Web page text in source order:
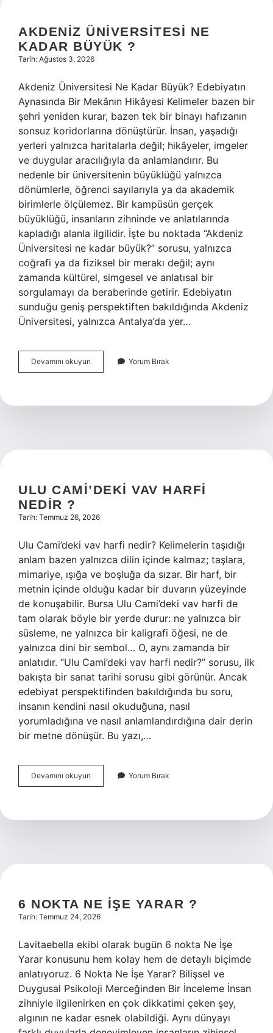
AKDENIZ ÜNIVERSITESI NE
KADAR BÜYÜK ?
Tarih: Ağustos 3, 2026
Akdeniz Üniversitesi Ne Kadar Büyük? Edebiyatın
Aynasında Bir Mekânın Hikâyesi Kelimeler bazen bir
şehri yeniden kurar, bazen tek bir binayı hafızanın
sonsuz koridorlarına dönüştürür. İnsan, yaşadığı
yerleri yalnızca haritalarla değil; hikâyeler, imgeler
ve duygular aracılığıyla da anlamlandırır. Bu
nedenle bir üniversitenin büyüklüğü yalnızca
dönümlerle, öğrenci sayılarıyla ya da akademik
birimlerle ölçülemez. Bir kampüsün gerçek
büyüklüğü, insanların zihninde ve anlatılarında
kapladığı alanla ilgilidir. İşte bu noktada “Akdeniz
Üniversitesi ne kadar büyük?” sorusu, yalnızca
coğrafi ya da fiziksel bir merakı değil; aynı
zamanda kültürel, simgesel ve anlatısal bir
sorgulamayı da beraberinde getirir. Edebiyatın
sunduğu geniş perspektiften bakıldığında Akdeniz
Üniversitesi, yalnızca Antalya’da yer…
Devamını okuyun Akdeniz
Üniversitesi
büyük
Yorum Bırak
ULU CAMI’DEKI VAV HARFI
NEDIR ?
Tarih: Temmuz 26, 2026
Ulu Cami’deki vav harfi nedir? Kelimelerin taşıdığı
anlam bazen yalnızca dilin içinde kalmaz; taşlara,
mimariye, ışığa ve boşluğa da sızar. Bir harf, bir
metnin içinde olduğu kadar bir duvarın yüzeyinde
de konuşabilir. Bursa Ulu Cami’deki vav harfi de
tam olarak böyle bir yerde durur: ne yalnızca bir
süsleme, ne yalnızca bir kaligrafi öğesi, ne de
yalnızca dini bir sembol… O, aynı zamanda bir
anlatıdır. “Ulu Cami’deki vav harfi nedir?” sorusu, ilk
bakışta bir sanat tarihi sorusu gibi görünür. Ancak
edebiyat perspektifinden bakıldığında bu soru,
insanın kendini nasıl okuduğuna, nasıl
yorumladığına ve nasıl anlamlandırdığına dair derin
bir metne dönüşür. Bu yazı,…
Devamını okuyun
Cami’deki
nedir
Yorum Bırak
6 NOKTA NE İŞE YARAR ?
Tarih: Temmuz 24, 2026
Lavitaebella ekibi olarak bugün 6 nokta Ne İşe
Yarar konusunu hem kolay hem de detaylı biçimde
anlatıyoruz. 6 Nokta Ne İşe Yarar? Bilişsel ve
Duygusal Psikoloji Merceğinden Bir İnceleme İnsan
zihniyle ilgilenirken en çok dikkatimi çeken şey,
algının ne kadar esnek olabildiği. Aynı dünyayı